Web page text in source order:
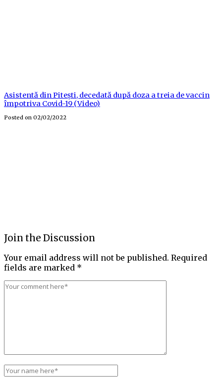
Asistentă din Pitești, decedată după doza a treia de vaccin
împotriva Covid-19 (Video)
Posted on 02/02/2022
Join the Discussion
Your email address will not be published. Required
fields are marked *